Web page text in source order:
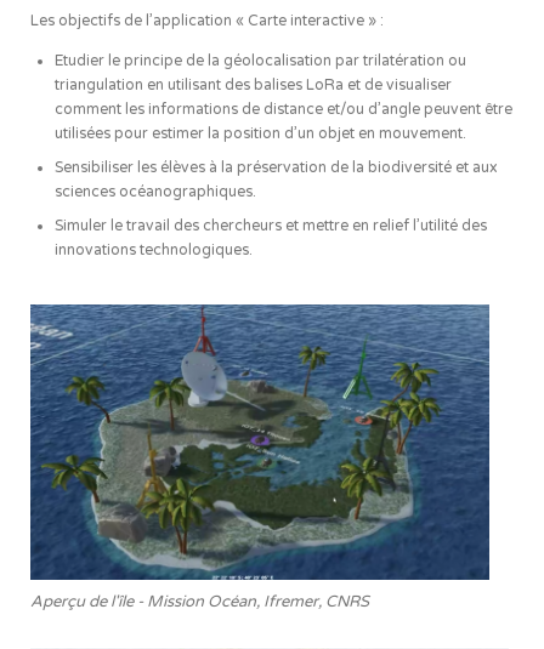
Les objectifs de l’application « Carte interactive » :
Etudier le principe de la géolocalisation par trilatération ou
triangulation en utilisant des balises LoRa et de visualiser
comment les informations de distance et/ou d’angle peuvent être
utilisées pour estimer la position d’un objet en mouvement.
Sensibiliser les élèves à la préservation de la biodiversité et aux
sciences océanographiques.
Simuler le travail des chercheurs et mettre en relief l’utilité des
innovations technologiques.
Aperçu de l'île - Mission Océan, Ifremer, CNRS